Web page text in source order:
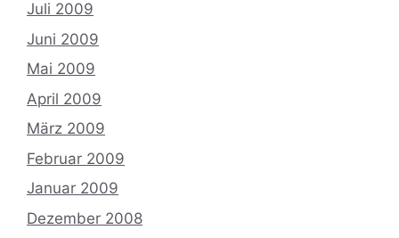
Juli 2009
Juni 2009
Mai 2009
April 2009
März 2009
Februar 2009
Januar 2009
Dezember 2008